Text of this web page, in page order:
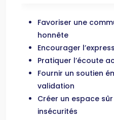
Favoriser une
honnête
Encourager
Pratiquer l’écoute
Fournir un soutien
validation
Créer un espace
insécurités